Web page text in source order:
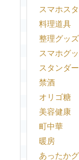
スマホス
料理道具
整理グッズ
スマホグ
スタンダ
禁酒
オリゴ糖
美容健康
町中華
暖房
あったか